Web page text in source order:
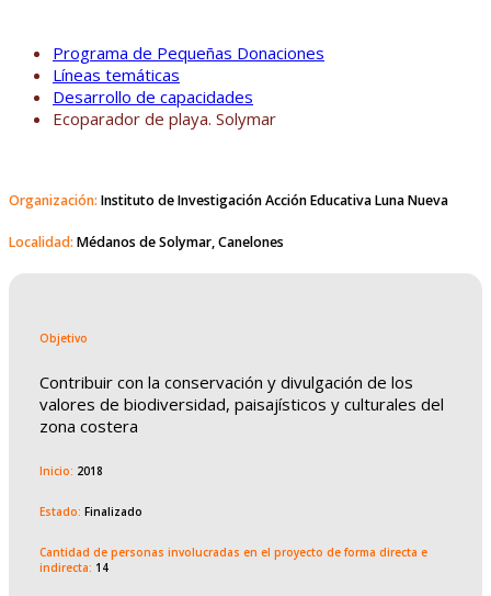
Programa de Pequeñas Donaciones
Líneas temáticas
Desarrollo de capacidades
Ecoparador de playa. Solymar
Organización: Instituto de Investigación Acción Educativa Luna Nueva
Localidad: Médanos de Solymar, Canelones
Objetivo
Contribuir con la conservación y divulgación de los
valores de biodiversidad, paisajísticos y culturales del
zona costera
Inicio: 2018
Estado: Finalizado
Cantidad de personas involucradas en el proyecto de forma directa e
indirecta: 14